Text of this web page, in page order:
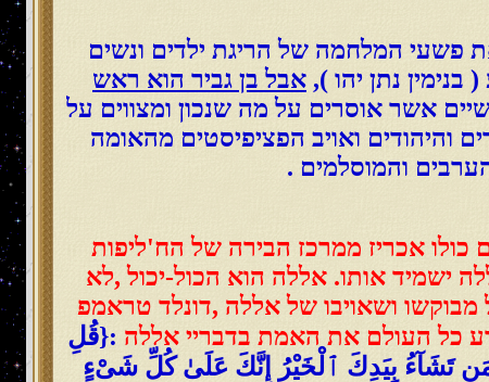
פשעי המלחמה של הריגת ילדים ונשים
נתן יהו ), אבל בן גביר הוא ראש
אשר אוסרים על מה שנכון ומצווים על
והיהודים ואויב הפציפיסטים מהאומה
והמוסלמים .
אכריז ממרכז הבירה של הח'ליפות
אותו. אללה הוא הכול-יכול ,לא
ושאויבו של אללה ,דונלד טראמפ
כל העולם את האמת בדבריי אללה :{قُلِ
تَشَآءُ بِيَدِكَ ٱلْخَيْرُ إِنَّكَ عَلَىٰ كُلِّ شَىْءٍ